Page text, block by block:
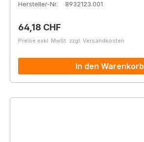
Hersteller-Nr.
8932123.001
Regulärer Preis:
64,18 CHF
Preise exkl. MwSt. zzgl. Versandkosten
In den Warenkorb